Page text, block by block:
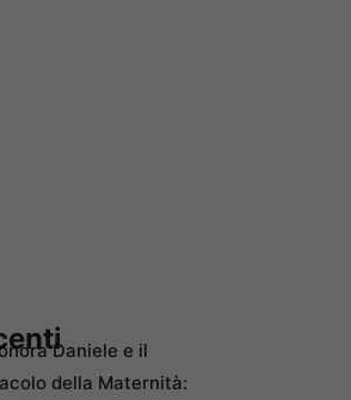
Daniele e il
della Maternità: